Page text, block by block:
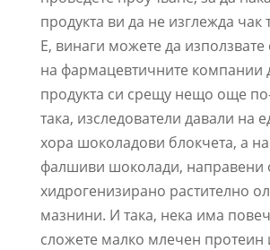
продукта ви да не изглежда чак
Е, винаги можете да използвате
на фармацевтичните компании
продукта си срещу нещо още
така, изследователи давали на
хора шоколадови блокчета, а на
фалшиви шоколади, направени
хидрогенизирано растително
мазнини. И така, нека има
сложете малко млечен протеин